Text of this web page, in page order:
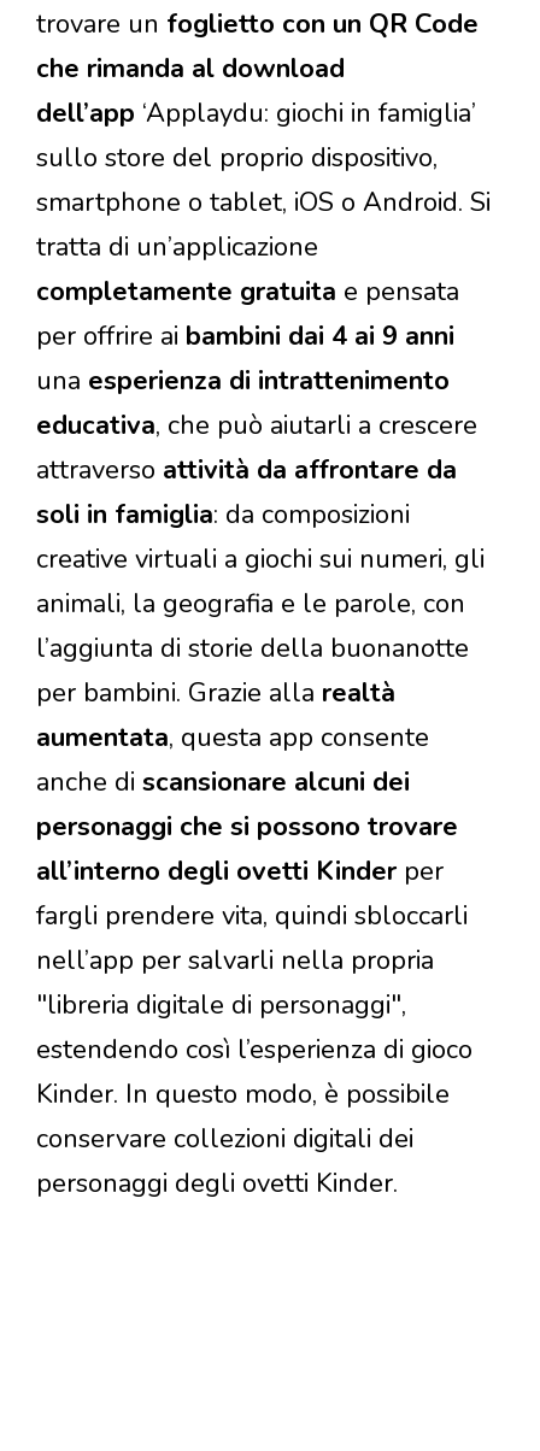
trovare un foglietto con un QR Code
che rimanda al download
dell’app ‘Applaydu: giochi in famiglia’
sullo store del proprio dispositivo,
smartphone o tablet, iOS o Android. Si
tratta di un’applicazione
completamente gratuita e pensata
per offrire ai bambini dai 4 ai 9 anni
una esperienza di intrattenimento
educativa, che può aiutarli a crescere
attraverso attività da affrontare da
soli in famiglia: da composizioni
creative virtuali a giochi sui numeri, gli
animali, la geografia e le parole, con
l’aggiunta di storie della buonanotte
per bambini. Grazie alla realtà
aumentata, questa app consente
anche di scansionare alcuni dei
personaggi che si possono trovare
all’interno degli ovetti Kinder per
fargli prendere vita, quindi sbloccarli
nell’app per salvarli nella propria
"libreria digitale di personaggi",
estendendo così l’esperienza di gioco
Kinder. In questo modo, è possibile
conservare collezioni digitali dei
personaggi degli ovetti Kinder.